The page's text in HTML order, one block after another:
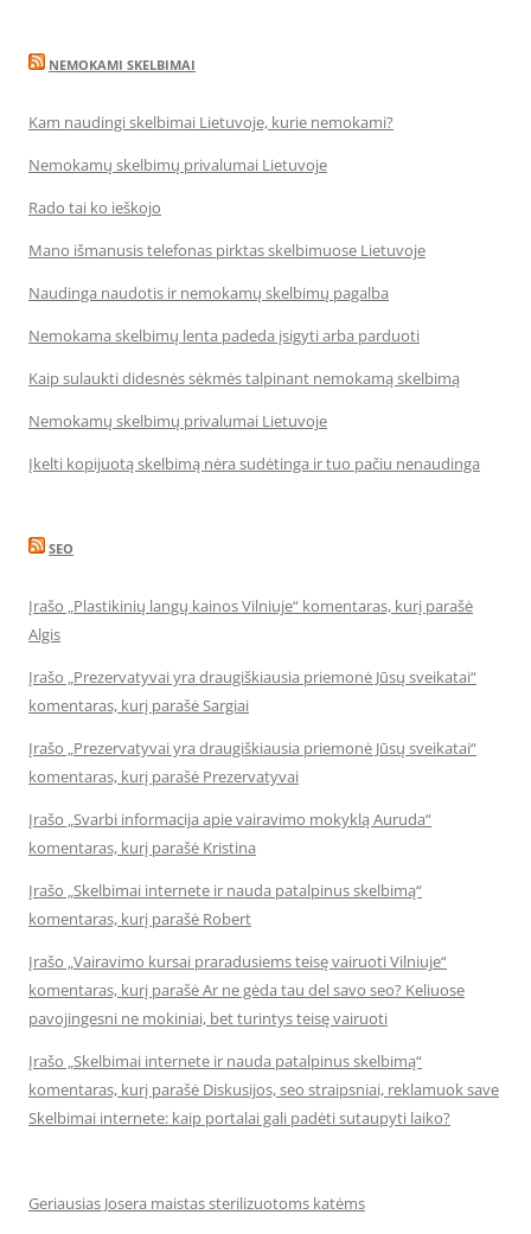
NEMOKAMI SKELBIMAI
Kam naudingi skelbimai Lietuvoje, kurie nemokami?
Nemokamų skelbimų privalumai Lietuvoje
Rado tai ko ieškojo
Mano išmanusis telefonas pirktas skelbimuose Lietuvoje
Naudinga naudotis ir nemokamų skelbimų pagalba
Nemokama skelbimų lenta padeda įsigyti arba parduoti
Kaip sulaukti didesnės sėkmės talpinant nemokamą skelbimą
Nemokamų skelbimų privalumai Lietuvoje
Įkelti kopijuotą skelbimą nėra sudėtinga ir tuo pačiu nenaudinga
SEO
Įrašo „Plastikinių langų kainos Vilniuje“ komentaras, kurį parašė
Algis
Įrašo „Prezervatyvai yra draugiškiausia priemonė Jūsų sveikatai“
komentaras, kurį parašė Sargiai
Įrašo „Prezervatyvai yra draugiškiausia priemonė Jūsų sveikatai“
komentaras, kurį parašė Prezervatyvai
Įrašo „Svarbi informacija apie vairavimo mokyklą Auruda“
komentaras, kurį parašė Kristina
Įrašo „Skelbimai internete ir nauda patalpinus skelbimą“
komentaras, kurį parašė Robert
Įrašo „Vairavimo kursai praradusiems teisę vairuoti Vilniuje“
komentaras, kurį parašė Ar ne gėda tau del savo seo? Keliuose
pavojingesni ne mokiniai, bet turintys teisę vairuoti
Įrašo „Skelbimai internete ir nauda patalpinus skelbimą“
komentaras, kurį parašė Diskusijos, seo straipsniai, reklamuok save
Skelbimai internete: kaip portalai gali padėti sutaupyti laiko?
Geriausias Josera maistas sterilizuotoms katėms